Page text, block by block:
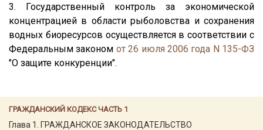
ГРАЖДАНСКИЙ КОДЕКС ЧАСТЬ 1
Глава 1. ГРАЖДАНСКОЕ ЗАКОНОДАТЕЛЬСТВО
3. Государственный контроль за экономической
концентрацией в области рыболовства и сохранения
водных биоресурсов осуществляется в соответствии с
Федеральным законом от 26 июля 2006 года N 135-ФЗ
"О защите конкуренции".